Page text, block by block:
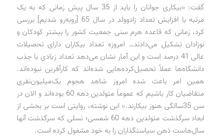
گفت: «بیکاری جوانان را باید از 35 سال پیش زمانی که به یک
مرتبه با افزایش تعداد زاد‌‌و‌‌ولد در سال 65 [روبه‌رو شدیم] بررسی
کرد، زمانی که قاعده هرم سنی جمعیت کشور را بیشتر کودکان و
نوزادان تشکیل می‌دادند… امروزه تعداد بیکاران دارای تحصیلات
عالی 41 درصد است و این آمار نشان می‌دهد تعداد زیادی با جذب
دانشگاه‌ها عملاً تحصیل‌کرده‌هایی شده‌اند که کارآفرین نبوده‌اند.
همین امر باعث شده امروز شاهد هجوم یک‌میلیون‌نفری
متقاضیان کار باشیم که عموماً متولدین دهه 60 بوده‌اند و الان در
سن 35‌سالگی هنوز بیکارند.» این نوشته، روایتی است بر بخشی از
ابعاد سرگذشت متولدین دهه 60 شمسی؛ نسلی که سرگذشت آنها
سال‌هاست ذهن سیاستگذاران را به خود مشغول کرده است.